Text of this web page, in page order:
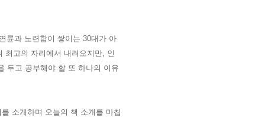
륜과 노련함이 쌓이는 30대가 아
최고의 자리에서 내려오지만, 인
두고 공부해야 할 또 하나의 이유
소개하며 오늘의 책 소개를 마칩